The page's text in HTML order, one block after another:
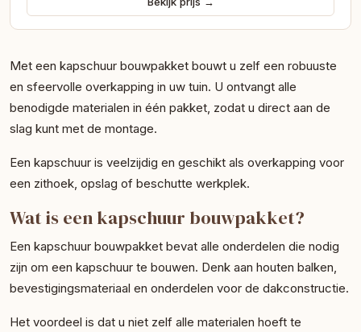
Met een kapschuur bouwpakket bouwt u zelf een robuuste
en sfeervolle overkapping in uw tuin. U ontvangt alle
benodigde materialen in één pakket, zodat u direct aan de
slag kunt met de montage.
Een kapschuur is veelzijdig en geschikt als overkapping voor
een zithoek, opslag of beschutte werkplek.
Wat is een kapschuur bouwpakket?
Een kapschuur bouwpakket bevat alle onderdelen die nodig
zijn om een kapschuur te bouwen. Denk aan houten balken,
bevestigingsmateriaal en onderdelen voor de dakconstructie.
Het voordeel is dat u niet zelf alle materialen hoeft te